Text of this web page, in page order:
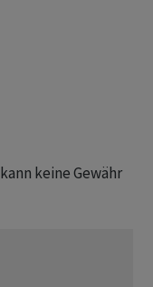
keine Gewähr